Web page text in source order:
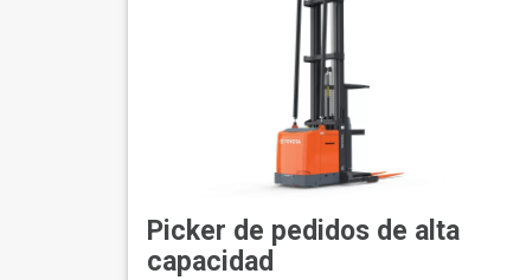
Picker de pedidos de alta
capacidad